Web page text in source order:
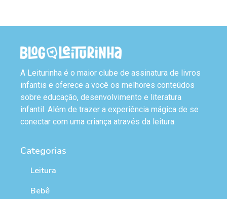
A Leiturinha é o maior clube de assinatura de livros
infantis e oferece a você os melhores conteúdos
sobre educação, desenvolvimento e literatura
infantil. Além de trazer a experiência mágica de se
conectar com uma criança através da leitura.
Categorias
Leitura
Bebê